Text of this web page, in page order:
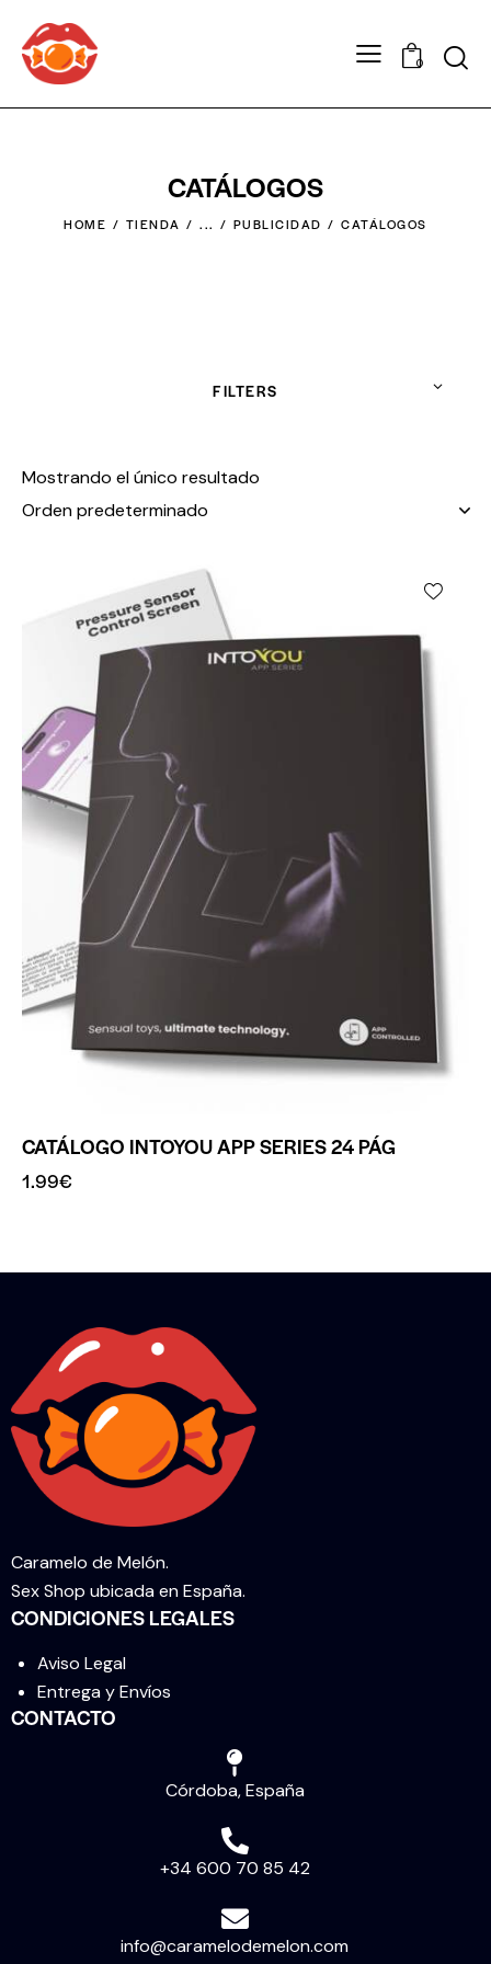
0
CATÁLOGOS
HOME TIENDA ... PUBLICIDAD CATÁLOGOS
Mostrando el único resultado
CATÁLOGO INTOYOU APP SERIES 24 PÁG
1.99€
FILTERS
Caramelo de Melón.
Sex Shop ubicada en España.
CONDICIONES LEGALES
Aviso Legal
Entrega y Envíos
CONTACTO
Córdoba, España
+34 600 70 85 42
info@caramelodemelon.com